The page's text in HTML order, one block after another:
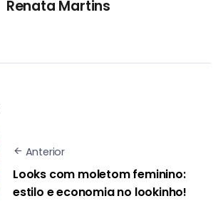
Renata Martins
Anterior
Looks com moletom feminino:
estilo e economia no lookinho!